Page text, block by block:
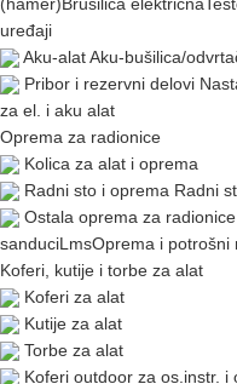
uređaji
Aku-alatAku-bušilica/
Pribor i rezervni delovi
za el. i aku alat
Oprema za radionice
Kolica za alat i oprema
Radni sto i oprema Radni
Ostala oprema za radionice
sanduciLmsOprema i potrošni
Koferi, kutije i torbe za alat
Koferi za alat
Kutije za alat
Torbe za alat
Koferi outdoor za os.instr. i